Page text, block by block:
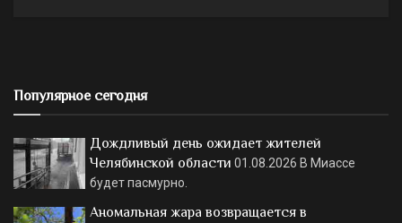
Популярное сегодня
Дождливый день ожидает жителей
Челябинской области 01.08.2026 В Миассе
будет пасмурно.
Аномальная жара возвращается в